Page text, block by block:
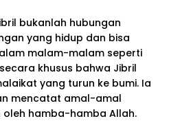
bukanlah hubungan
yang hidup dan bisa
malam-malam seperti
khusus bahwa Jibril
yang turun ke bumi. Ia
mencatat amal-amal
hamba-hamba Allah.